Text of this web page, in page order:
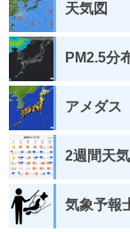
天気図
PM2.5分
アメダス
2週間天気
気象予報